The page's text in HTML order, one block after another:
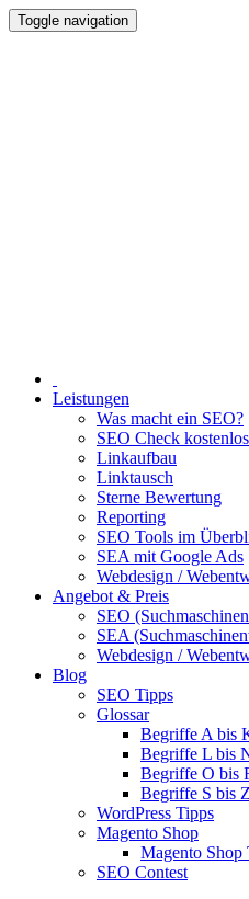
Toggle navigation
Leistungen
Was macht ein SEO?
SEO Check kostenlos
Linkaufbau
Linktausch
Sterne Bewertung
Reporting
SEO Tools im
SEA mit Google Ads
Webdesign /
Angebot & Preis
SEO
SEA
Webdesign /
Blog
SEO Tipps
Glossar
Begriffe A bis
Begriffe L bis
Begriffe O bis
Begriffe S bis Z
WordPress Tipps
Magento Shop
Magento Shop
SEO Contest